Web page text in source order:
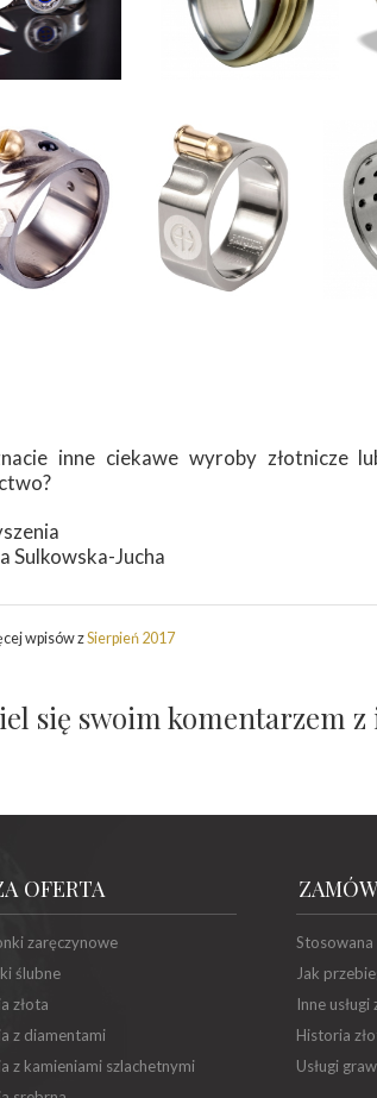
inne ciekawe wyroby złotnicze
Sulkowska-Jucha
wpisów zSierpień 2017
się swoim komentarzem
OFERTA
zaręczynowe
ślubne
złota
z diamentami
z kamieniami szlachetnymi
Jak
Inne usługi
Historia
Usługi